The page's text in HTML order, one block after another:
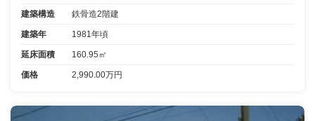
建築構造 鉄骨造2階建
建築年 1981年頃
延床面積 160.95㎡
価格 2,990.00万円